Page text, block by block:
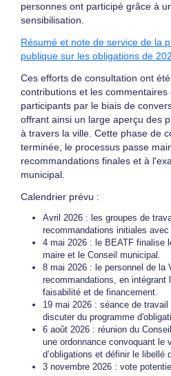
personnes ont participé grâce à
sensibilisation.
Résumé et note de service de la
publique sur les obligations de
Ces efforts de consultation ont
contributions et les
participants par le biais de
offrant ainsi un large aperçu des
à travers la ville. Cette phase de
terminée, le processus passe
recommandations finales et à
municipal.
Calendrier prévu :
Avril 2026 : les groupes de
recommandations initiales
4 mai 2026 : le BEATF finalise
maire et le Conseil municipal.
8 mai 2026 : le personnel de la
recommandations, en intégrant
faisabilité et de financement.
19 mai 2026 : séance de
discuter du programme
6 août 2026 : réunion du
une ordonnance convoquant le
d’obligations et définir le libellé
3 novembre 2026 : vote